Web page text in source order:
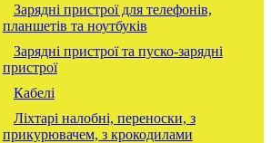
Зарядні пристрої для телефонів,
планшетів та ноутбуків
Зарядні пристрої та пуско-зарядні
пристрої
Кабелі
Ліхтарі налобні, переноски, з
прикурювачем, з крокодилами